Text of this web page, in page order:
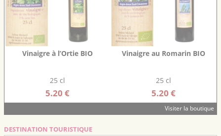
Vinaigre à l’Ortie BIO
25 cl
5.20 €
Vinaigre au Romarin BIO
25 cl
5.20 €
Visiter la boutique
DESTINATION TOURISTIQUE